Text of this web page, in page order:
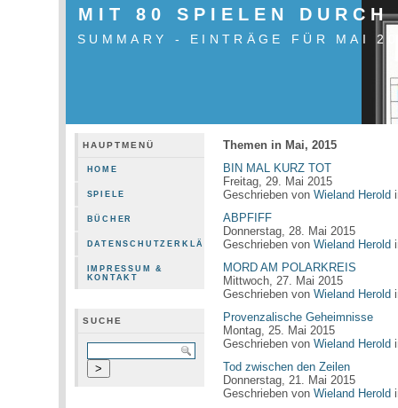
MIT 80 SPIELEN DURCH
SUMMARY - EINTRÄGE FÜR MAI
HAUPTMENÜ
HOME
SPIELE
BÜCHER
DATENSCHUTZERKLÄRUNG
IMPRESSUM &
KONTAKT
SUCHE
Themen in Mai, 2015
BIN MAL KURZ TOT
Freitag, 29. Mai 2015
Geschrieben vonWieland Herold
ABPFIFF
Donnerstag, 28. Mai 2015
Geschrieben vonWieland Herold
MORD AM POLARKREIS
Mittwoch, 27. Mai 2015
Geschrieben vonWieland Herold
Provenzalische Geheimnisse
Montag, 25. Mai 2015
Geschrieben vonWieland Herold
Tod zwischen den Zeilen
Donnerstag, 21. Mai 2015
Geschrieben vonWieland Herold